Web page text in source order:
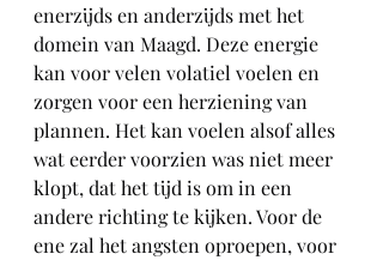
enerzijds en anderzijds met het
domein van Maagd. Deze energie
kan voor velen volatiel voelen en
zorgen voor een herziening van
plannen. Het kan voelen alsof alles
wat eerder voorzien was niet meer
klopt, dat het tijd is om in een
andere richting te kijken. Voor de
ene zal het angsten oproepen, voor